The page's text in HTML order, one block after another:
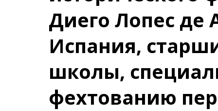
Диего Лопес де
Испания,
школы,
фехтованию